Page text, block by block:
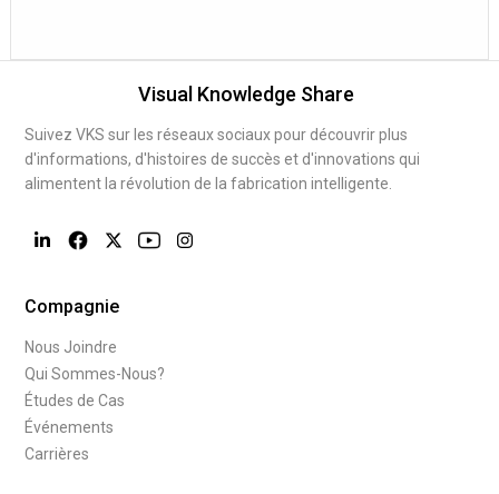
Visual Knowledge Share
Suivez VKS sur les réseaux sociaux pour découvrir plus
d'informations, d'histoires de succès et d'innovations qui
alimentent la révolution de la fabrication intelligente.
Compagnie
Nous Joindre
Qui Sommes-Nous?
Études de Cas
Événements
Carrières